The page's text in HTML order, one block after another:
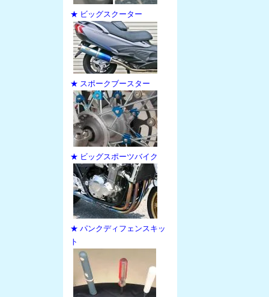
★ ビッグスクーター
★ スポークブースター
★ ビッグスポーツバイク
★ パンクディフェンスキッ
ト